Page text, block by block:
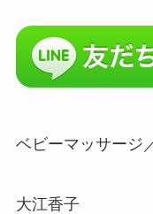
ベビーマッサー
大江香子